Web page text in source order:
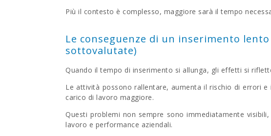
Più il contesto è complesso, maggiore sarà il tempo
Le conseguenze di un inserimento
sottovalutate)
Quando il tempo di inserimento si allunga, gli effetti si
Le attività possono rallentare, aumenta il rischio di errori
carico di lavoro maggiore.
Questi problemi non sempre sono immediatamente
lavoro e performance aziendali.